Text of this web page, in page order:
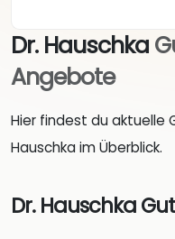
Dr. Hauschka
Angebote
Hier findest du aktuelle
Hauschka im Überblick.
Dr. Hauschka